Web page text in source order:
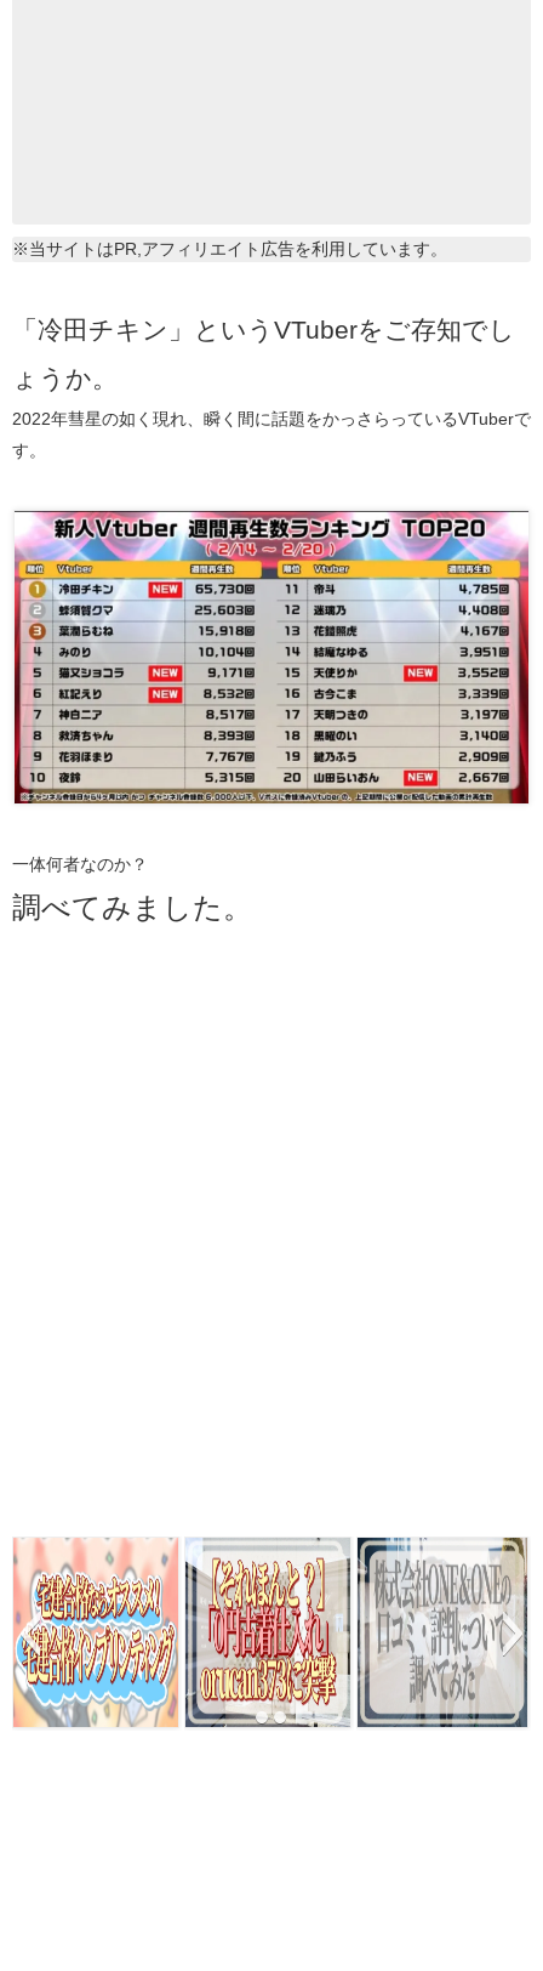
※当サイトはPR,アフィリエイト広告を利用しています。
「冷田チキン」というVTuberをご存知でし
ょうか。
2022年彗星の如く現れ、瞬く間に話題をかっさらっているVTuberで
す。
一体何者なのか？
調べてみました。